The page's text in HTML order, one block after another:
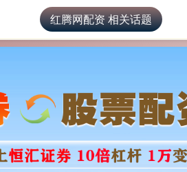
首页 红腾网配资
红腾网配资 相关话题